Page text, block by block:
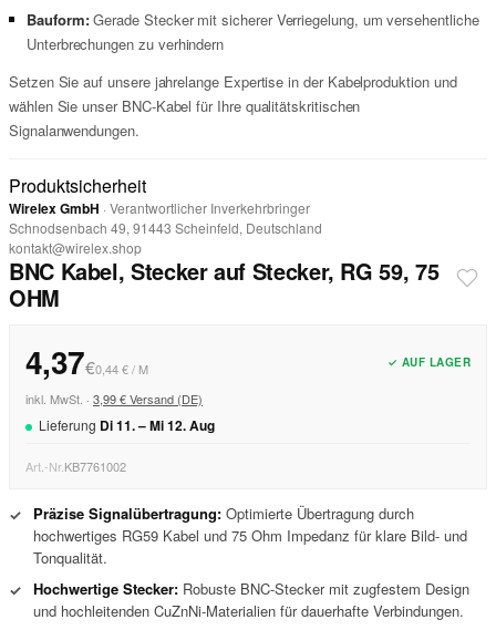
Bauform:Gerade Stecker mit sicherer Verriegelung, um versehentliche
Unterbrechungen zu verhindern
Setzen Sie auf unsere jahrelange Expertise in der Kabelproduktion und
wählen Sie unser BNC-Kabel für Ihre qualitätskritischen
Signalanwendungen.
Produktsicherheit
Wirelex GmbH · Verantwortlicher Inverkehrbringer
Schnodsenbach 49, 91443 Scheinfeld, Deutschland
kontakt@wirelex.shop
BNC Kabel, Stecker auf Stecker, RG 59, 75
OHM
4,37€0,44 € / M ✓ AUF LAGER
inkl. MwSt. · 3,99 € Versand (DE)
Lieferung Di11. –Mi12.Aug
Art.-Nr.KB7761002
✓ Präzise Signalübertragung: Optimierte Übertragung durch
hochwertiges RG59 Kabel und 75 Ohm Impedanz für klare Bild- und
Tonqualität.
✓ Hochwertige Stecker: Robuste BNC-Stecker mit zugfestem Design
und hochleitenden CuZnNi-Materialien für dauerhafte Verbindungen.